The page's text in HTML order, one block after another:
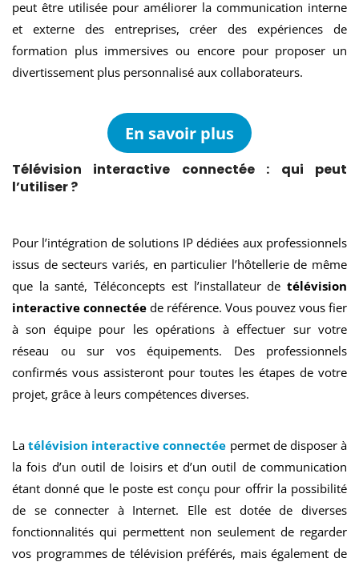
peut être utilisée pour améliorer la communication interne
et externe des entreprises, créer des expériences de
formation plus immersives ou encore pour proposer un
divertissement plus personnalisé aux collaborateurs.
En savoir plus
Télévision interactive connectée : qui peut
l’utiliser ?
Pour l’intégration de solutions IP dédiées aux professionnels
issus de secteurs variés, en particulier l’hôtellerie de même
que la santé, Téléconcepts est l’installateur de télévision
interactive connectée de référence. Vous pouvez vous fier
à son équipe pour les opérations à effectuer sur votre
réseau ou sur vos équipements. Des professionnels
confirmés vous assisteront pour toutes les étapes de votre
projet, grâce à leurs compétences diverses.
Latélévision interactive connectée permet de disposer à
la fois d’un outil de loisirs et d’un outil de communication
étant donné que le poste est conçu pour offrir la possibilité
de se connecter à Internet. Elle est dotée de diverses
fonctionnalités qui permettent non seulement de regarder
vos programmes de télévision préférés, mais également de